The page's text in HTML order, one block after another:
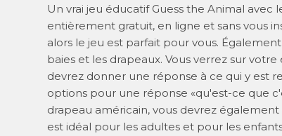
Un vrai jeu éducatif Guess the Animal
entièrement gratuit, en ligne et sans vous
alors le jeu est parfait pour vous.
baies et les drapeaux. Vous verrez sur
devrez donner une réponse à ce qui y est
options pour une réponse «qu'est-ce que
drapeau américain, vous devrez
est idéal pour les adultes et pour les